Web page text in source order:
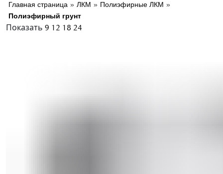
Главная страница » ЛКМ » Полиэфирные ЛКМ »
Полиэфирный грунт
Показать 9 12 18 24